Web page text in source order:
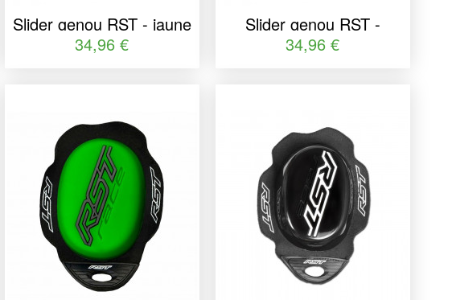
Slider genou RST - jaune
fluo taille unique
34,96 €
Slider genou RST -
rouge taille unique
34,96 €